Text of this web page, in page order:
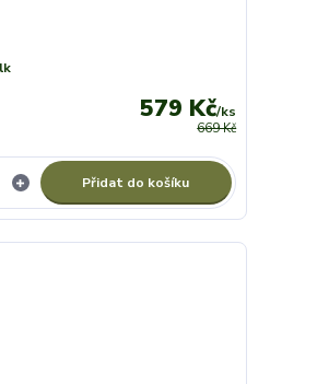
669 Kč
579 Kč/ks
Přidat do košíku